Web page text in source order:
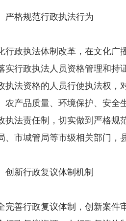
格规范行政执法行为
执法体制改革，在文化广播
实行政执法人员资格管理和持
执法资格的人员行使执法权，
农产品质量、环境保护、安全
执法责任制，切实做到严格规
、市城管局等市级相关部门，
新行政复议体制机制
行政复议体制，创新案件审